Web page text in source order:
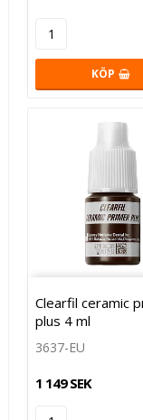
KÖP
Clearfil ceramic
plus 4 ml
3637-EU
1 149 SEK